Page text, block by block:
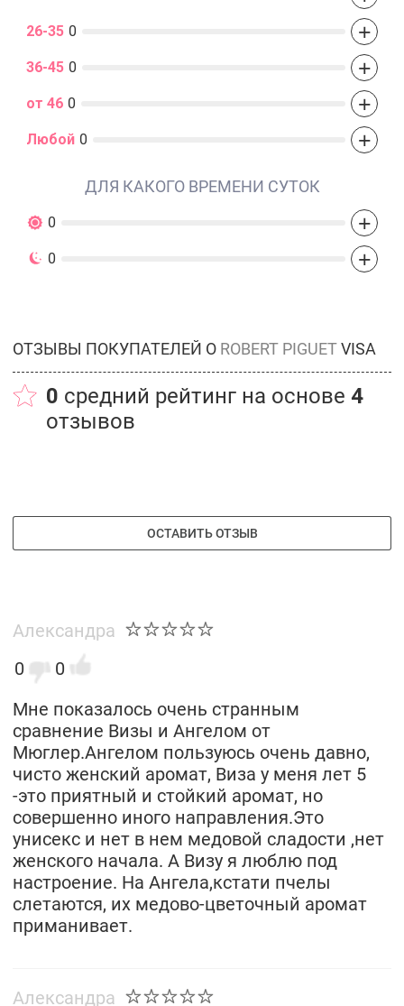
26-35 0 +
36-45 0 +
от 46 0 +
Любой 0 +
ДЛЯ КАКОГО ВРЕМЕНИ СУТОК
0 +
0 +
ОТЗЫВЫ ПОКУПАТЕЛЕЙ О ROBERT PIGUETVISA
0 средний рейтинг на основе 4
отзывов
ОСТАВИТЬ ОТЗЫВ
Александра
0
0
Мне показалось очень странным
сравнение Визы и Ангелом от
Мюглер.Ангелом пользуюсь очень давно,
чисто женский аромат, Виза у меня лет 5
-это приятный и стойкий аромат, но
совершенно иного направления.Это
унисекс и нет в нем медовой сладости ,нет
женского начала. А Визу я люблю под
настроение. На Ангела,кстати пчелы
слетаются, их медово-цветочный аромат
приманивает.
Александра